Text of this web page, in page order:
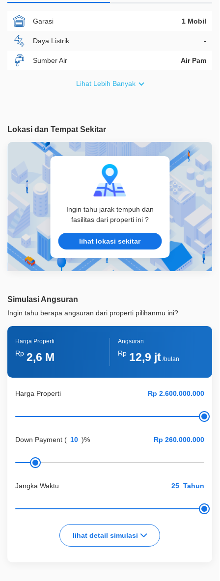
Garasi 1 Mobil
Daya Listrik -
Sumber Air Air Pam
Lihat Lebih Banyak
Lokasi dan Tempat Sekitar
Ingin tahu jarak tempuh dan
fasilitas dari properti ini ?
lihat lokasi sekitar
Simulasi Angsuran
Ingin tahu berapa angsuran dari properti pilihanmu ini?
Harga Properti
Down Payment ( )%
Jangka Waktu Tahun
lihat detail simulasi
Harga Properti
Rp 2,6 M
Angsuran
Rp 12,9 jt/bulan